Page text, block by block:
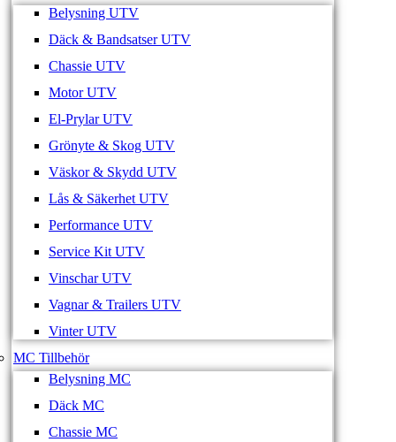
Belysning UTV
Däck & Bandsatser UTV
Chassie UTV
Motor UTV
El-Prylar UTV
Grönyte & Skog UTV
Väskor & Skydd UTV
Lås & Säkerhet UTV
Performance UTV
Service Kit UTV
Vinschar UTV
Vagnar & Trailers UTV
Vinter UTV
MC Tillbehör
Belysning MC
Däck MC
Chassie MC